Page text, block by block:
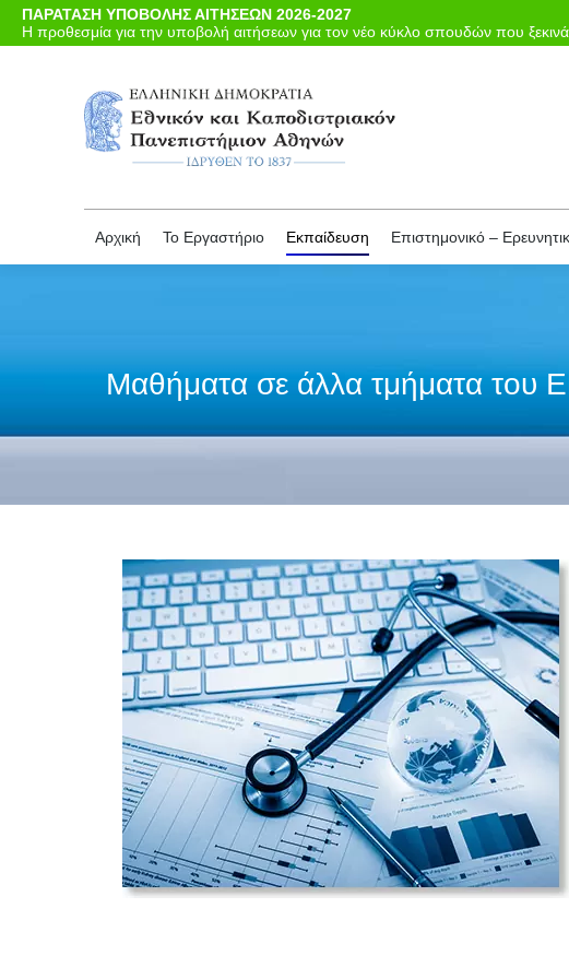
Αρχική Το Εργαστήριο Εκπαίδευση Επιστημονικό –
Μαθήματα σε άλλα τμήματα του
ΠΑΡΑΤΑΣΗ ΥΠΟΒΟΛΗΣ ΑΙΤΗΣΕΩΝ 2026-2027
Η προθεσμία για την υποβολή αιτήσεων για τον νέο κύκλο σπουδών που
Αρχική Το